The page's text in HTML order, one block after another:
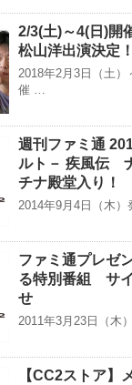
2/3(土)～4(日)開
松山洋出演決定！
2018年2月3日（土
催 …
週刊ファミ通
ルト－ 疾風伝
チナ殿堂入り！
2014年9月4日（木
ファミ通プレゼ
る特別番組 サ
せ
2011年3月23日（木
【CC2ストア】